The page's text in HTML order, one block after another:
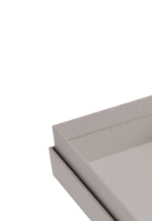
再生紙でつく
メーカー希望小売価格
¥2,400+ 税